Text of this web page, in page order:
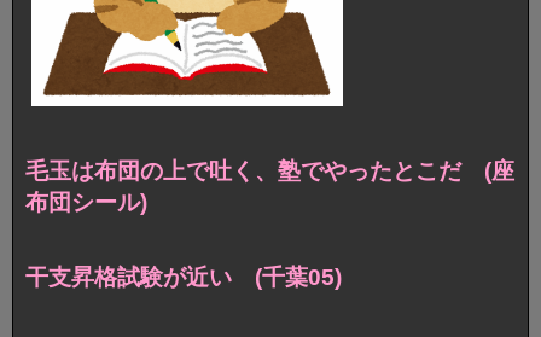
毛玉は布団の上で吐く、塾でやったとこだ (座
布団シール)
干支昇格試験が近い (千葉05)